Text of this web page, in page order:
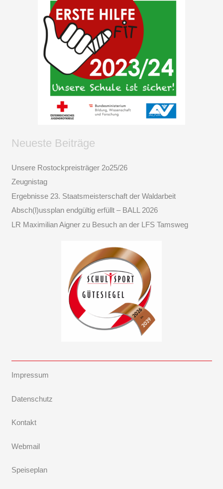
Neueste Beiträge
Unsere Rostockpreisträger 2o25/26
Zeugnistag
Ergebnisse 23. Staatsmeisterschaft der Waldarbeit
Absch(l)ussplan endgültig erfüllt – BALL 2026
LR Maximilian Aigner zu Besuch an der LFS Tamsweg
Impressum
Datenschutz
Kontakt
Webmail
Speiseplan